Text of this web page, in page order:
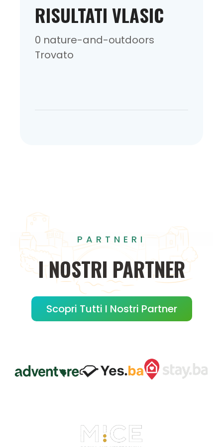
RISULTATI VLASIC
0 nature-and-outdoors
Trovato
PARTNERI
INOSTRI PARTNER
Scopri Tutti I Nostri Partner